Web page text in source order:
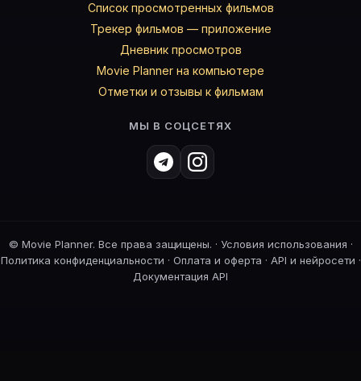
Список просмотренных фильмов
Трекер фильмов — приложение
Дневник просмотров
Movie Planner на компьютере
Отметки и отзывы к фильмам
МЫ В СОЦСЕТЯХ
© Movie Planner. Все права защищены. · Условия использования ·
Политика конфиденциальности · Оплата и оферта · API и нейросети ·
Документация API